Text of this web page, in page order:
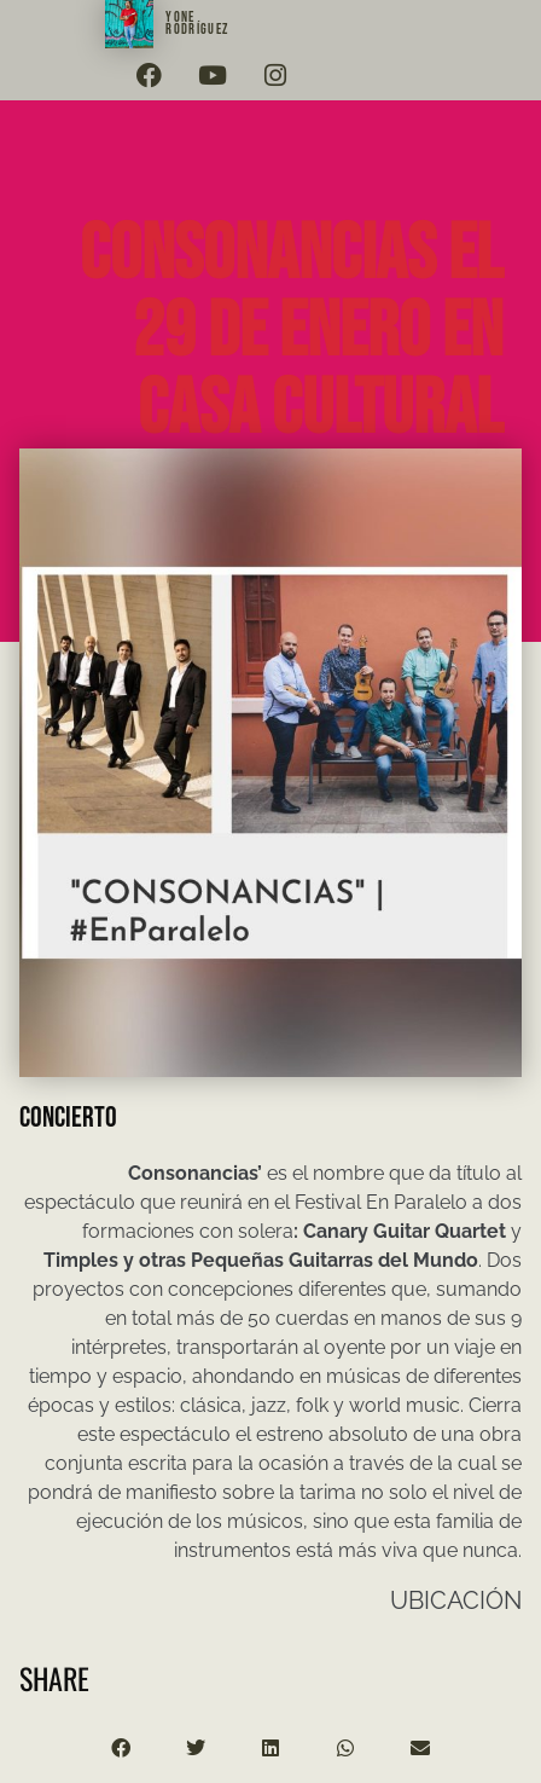
YONE
RODRÍGUEZ
Consonancias el
29 de enero en
Casa Cultural
Asabanos
CONCIERTO
Consonancias’ es el nombre que da título al
espectáculo que reunirá en el Festival En Paralelo a dos
formaciones con solera: Canary Guitar Quartet y
Timples y otras Pequeñas Guitarras del Mundo. Dos
proyectos con concepciones diferentes que, sumando
en total más de 50 cuerdas en manos de sus 9
intérpretes, transportarán al oyente por un viaje en
tiempo y espacio, ahondando en músicas de diferentes
épocas y estilos: clásica, jazz, folk y world music. Cierra
este espectáculo el estreno absoluto de una obra
conjunta escrita para la ocasión a través de la cual se
pondrá de manifiesto sobre la tarima no solo el nivel de
ejecución de los músicos, sino que esta familia de
instrumentos está más viva que nunca.
UBICACIÓN
SHARE